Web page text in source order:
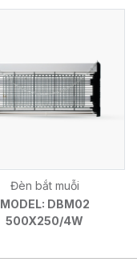
Đèn bắt muỗi
MODEL: DBM02
500X250/4W